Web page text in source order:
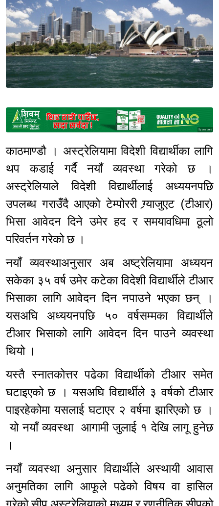
Sponsored
काठमाण्डौ । अस्ट्रेलियामा विदेशी विद्यार्थीका लागि
थप कडाई गर्दै नयाँ व्यवस्था गरेको छ ।
अस्ट्रेलियाले विदेशी विद्यार्थीलाई अध्ययनपछि
उपलब्ध गराउँदै आएको टेम्पोररी ग्र्याजुएट (टीआर)
भिसा आवेदन दिने उमेर हद र समयावधिमा ठूलो
परिवर्तन गरेको छ ।
नयाँ व्यवस्थाअनुसार अब अष्ट्रेलियामा अध्ययन
सकेका ३५ वर्ष उमेर कटेका विदेशी विद्यार्थीले टीआर
भिसाका लागि आवेदन दिन नपाउने भएका छन् ।
यसअघि अध्ययनपछि ५० वर्षसम्मका विद्यार्थीले
टीआर भिसाको लागि आवेदन दिन पाउने व्यवस्था
थियो ।
यस्तै स्नातकोत्तर पढेका विद्यार्थीको टीआर समेत
घटाइएको छ । यसअघि विद्यार्थीले ३ वर्षको टीआर
पाइरहेकोमा यसलाई घटाएर २ वर्षमा झारिएको छ ।
यो नयाँ व्यवस्था आगामी जुलाई १ देखि लागू हुनेछ
।
नयाँ व्यवस्था अनुसार विद्यार्थीले अस्थायी आवास
अनुमतिका लागि आफूले पढेको विषय वा हासिल